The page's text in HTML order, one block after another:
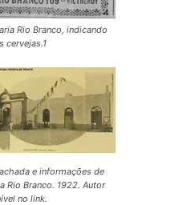
Rio Branco, indicando
cervejas.1
e informações de
Rio Branco. 1922. Autor
no link.